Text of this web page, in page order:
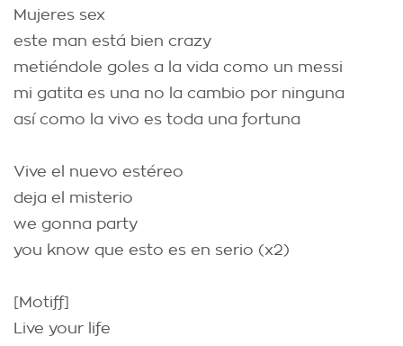
Mujeres sex
este man está bien crazy
metiéndole goles a la vida como un messi
mi gatita es una no la cambio por ninguna
así como la vivo es toda una fortuna
Vive el nuevo estéreo
deja el misterio
we gonna party
you know que esto es en serio (x2)
[Motiff]
Live your life